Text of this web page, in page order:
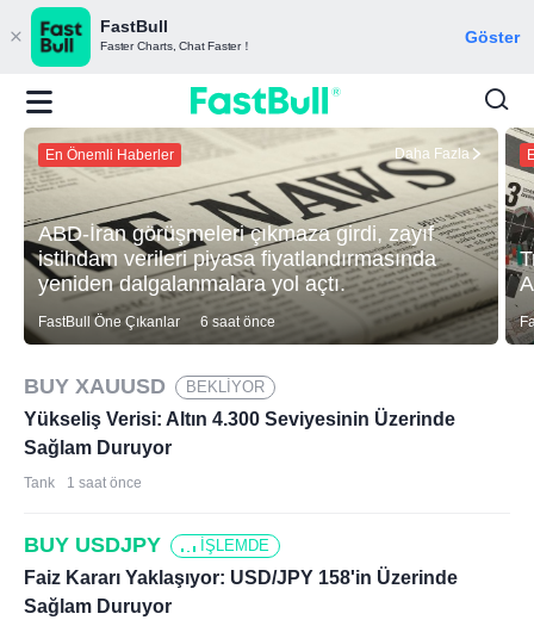
FastBull
Faster Charts, Chat Faster！ Göster
En Önemli Haberler Daha Fazla
ABD-İran görüşmeleri çıkmaza girdi, zayıf
istihdam verileri piyasa fiyatlandırmasında
yeniden dalgalanmalara yol açtı.
FastBull Öne Çıkanlar 6 saat önce
BUY XAUUSD BEKLİYOR
Yükseliş Verisi: Altın 4.300 Seviyesinin Üzerinde
Sağlam Duruyor
Tank 1 saat önce
BUY USDJPY İŞLEMDE
Faiz Kararı Yaklaşıyor: USD/JPY 158'in Üzerinde
Sağlam Duruyor